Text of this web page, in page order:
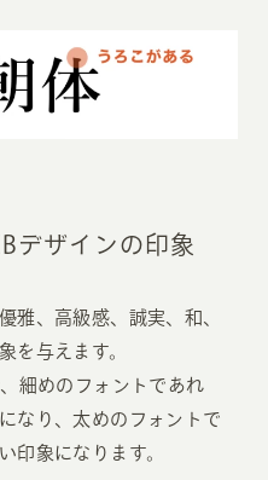
デザインの印象
雅、高級感、誠実、和、
を与えます。
細めのフォントであれ
なり、太めのフォントで
印象になります。